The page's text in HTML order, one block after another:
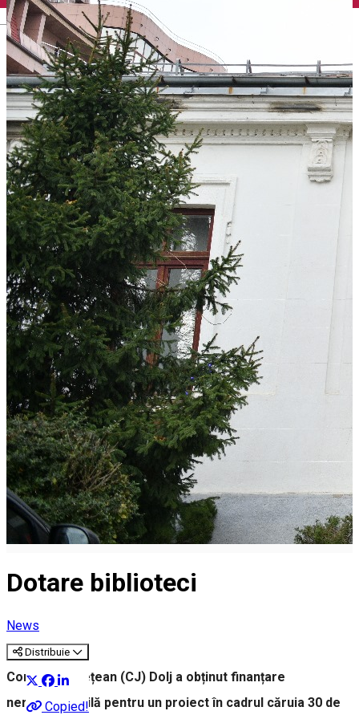
English
Dotare biblioteci
News
Distribuie
Copied!
Consiliul Județean (CJ) Dolj a obținut finanțare
nerambursabilă pentru un proiect în cadrul căruia 30 de